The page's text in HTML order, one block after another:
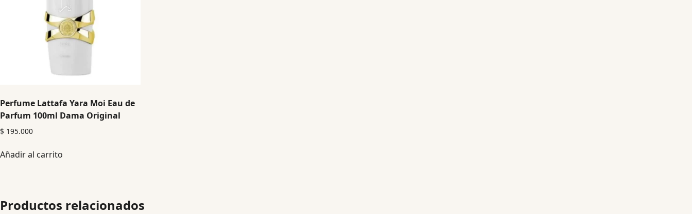
Perfume Lattafa Yara Moi Eau de
Parfum 100ml Dama Original
$ 195.000
Añadir al carrito
Productos relacionados